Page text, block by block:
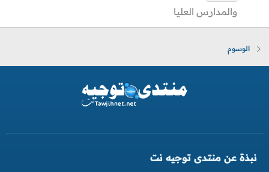
والمدارس العليا
الوسوم
نبذة عن منتدى توجيه نت